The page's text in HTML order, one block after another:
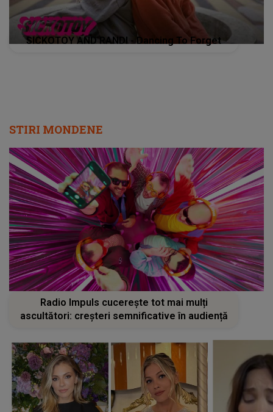
SICKOTOY AND RANDI - Dancing To Forget
STIRI MONDENE
Radio Impuls cucerește tot mai mulți
ascultători: creșteri semnificative în audiență